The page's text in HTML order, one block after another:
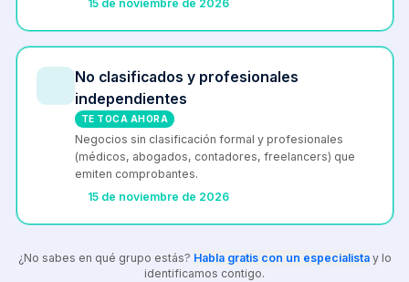
15 de noviembre de 2026
No clasificados y profesionales
independientes
TE TOCA AHORA
Negocios sin clasificación formal y profesionales
(médicos, abogados, contadores, freelancers) que
emiten comprobantes.
15 de noviembre de 2026
¿No sabes en qué grupo estás? Habla gratis con un especialistay lo
identificamos contigo.